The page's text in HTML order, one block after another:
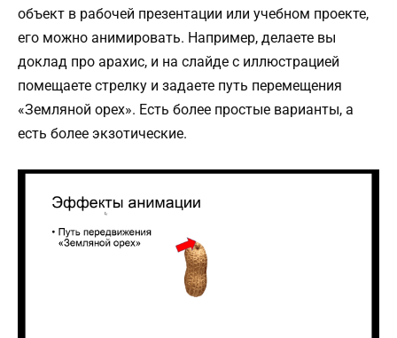
объект в рабочей презентации или учебном проекте,
его можно анимировать. Например, делаете вы
доклад про арахис, и на слайде с иллюстрацией
помещаете стрелку и задаете путь перемещения
«Земляной орех». Есть более простые варианты, а
есть более экзотические.